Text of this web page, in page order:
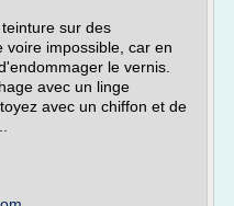
sur des
voire impossible, car en
le vernis.
avec un linge
avec un chiffon et de